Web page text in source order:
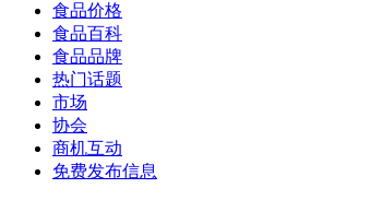
食品价格
食品百科
食品品牌
热门话题
市场
协会
商机互动
免费发布信息